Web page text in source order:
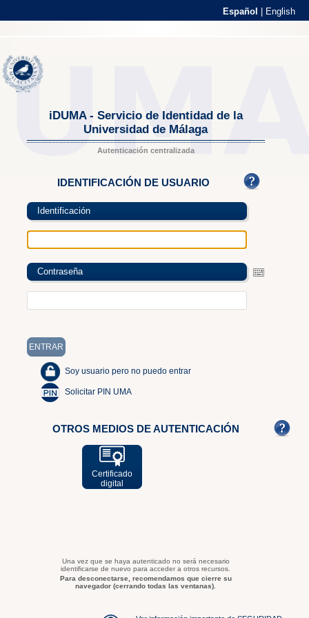
Español English
iDUMA - Servicio de Identidad de la
Universidad de Málaga
Autenticación centralizada
IDENTIFICACIÓN DE USUARIO
Identificación
Contraseña
Soy usuario pero no puedo entrar
Solicitar PIN UMA
OTROS MEDIOS DE AUTENTICACIÓN
Certificado
digital
Una vez que se haya autenticado no será necesario
identificarse de nuevo para acceder a otros recursos.
Para desconectarse, recomendamos que cierre su
navegador (cerrando todas las ventanas).